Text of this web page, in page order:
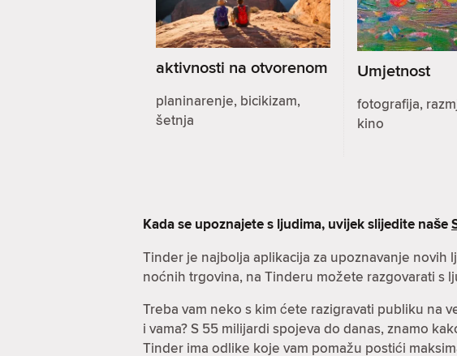
aktivnosti na otvorenom
planinarenje, bicikizam,
šetnja
Umjetnost
fotografija,
kino
Kada se upoznajete s ljudima, uvijek slijedite naše
Tinder je najbolja aplikacija za upoznavanje
noćnih trgovina, na Tinderu možete razgovarati s
Treba vam neko s kim ćete razigravati publiku na
i vama? S 55 milijardi spojeva do danas, znamo
Tinder ima odlike koje vam pomažu postići